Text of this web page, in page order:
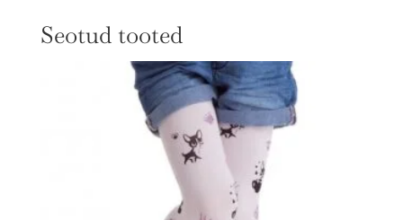
Seotud tooted